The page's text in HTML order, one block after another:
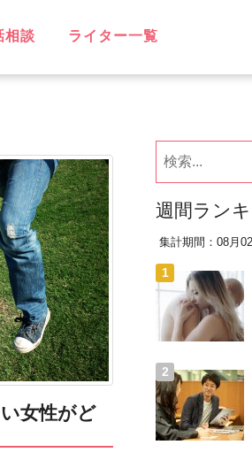
相談 ライター一覧
女性がど
週間ラン
集計期間：08月